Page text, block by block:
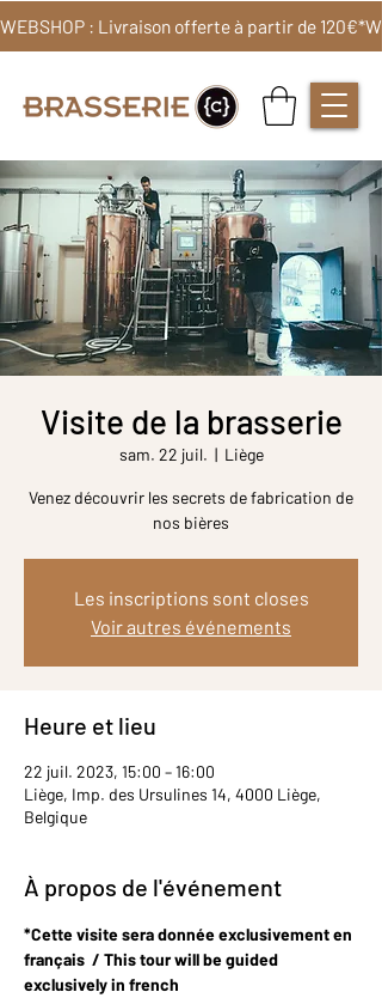
WEBSHOP : Livraison offerte à partir de 120€*
Visite de la brasserie
sam. 22 juil.
  |
Liège
Venez découvrir les secrets de fabrication de
nos bières
Les inscriptions sont closes
Voir autres événements
Heure et lieu
22 juil. 2023, 15:00 – 16:00
Liège, Imp. des Ursulines 14, 4000 Liège,
Belgique
À propos de l'événement
*Cette visite sera donnée exclusivement en
français  / This tour will be guided
exclusively in french